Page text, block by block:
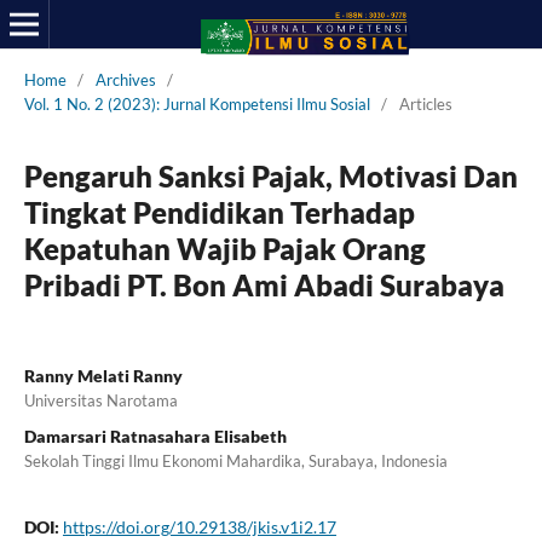
Home / Archives
/
Vol. 1 No. 2 (2023): Jurnal Kompetensi Ilmu Sosial / Articles
Pengaruh Sanksi Pajak, Motivasi Dan
Tingkat Pendidikan Terhadap
Kepatuhan Wajib Pajak Orang
Pribadi PT. Bon Ami Abadi Surabaya
Ranny Melati Ranny
Universitas Narotama
Damarsari Ratnasahara Elisabeth
Sekolah Tinggi Ilmu Ekonomi Mahardika, Surabaya, Indonesia
DOI: https://doi.org/10.29138/jkis.v1i2.17